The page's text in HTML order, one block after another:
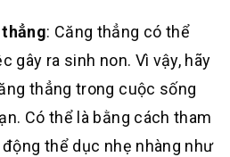
: Căng thẳng có thể
gây ra sinh non. Vì vậy, hãy
thẳng trong cuộc sống
Có thể là bằng cách tham
thể dục nhẹ nhàng như